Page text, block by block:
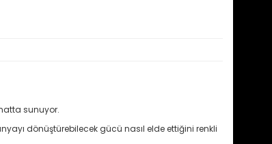
sunuyor.
dönüştürebilecek gücü nasıl elde ettiğini renkli